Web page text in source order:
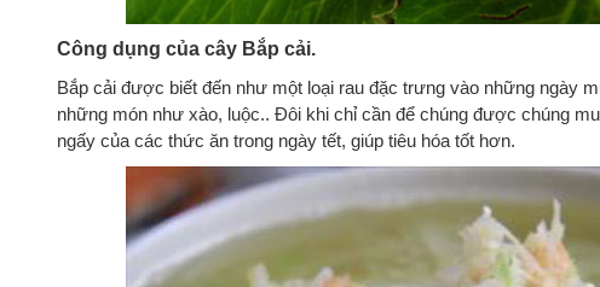
Công dụng của cây Bắp cải.
Bắp cải được biết đến như một loại rau đặc trưng vào những ngày
những món như xào, luộc.. Đôi khi chỉ cần để chúng được chúng
ngấy của các thức ăn trong ngày tết, giúp tiêu hóa tốt hơn.